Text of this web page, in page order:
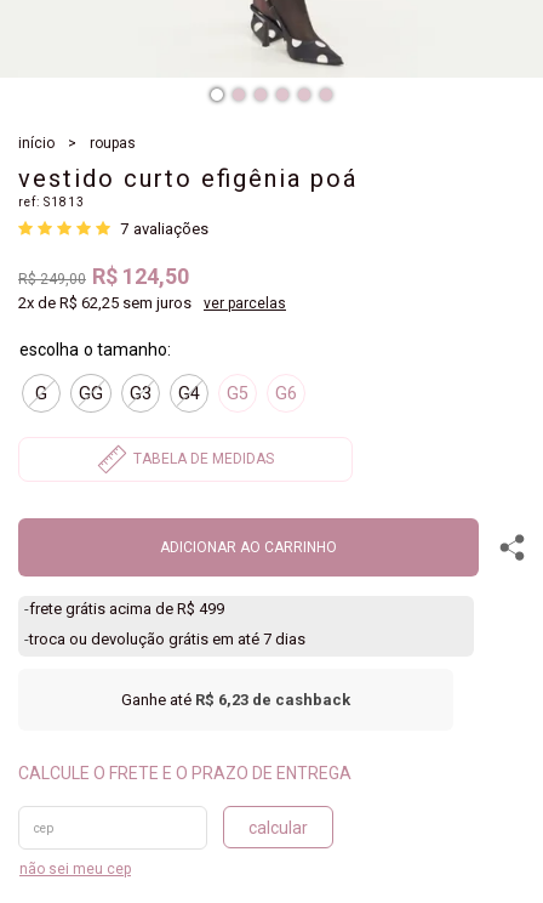
início roupas
vestido curto efigênia poá
ref: S1813
7 avaliações
R$ 249,00 R$ 124,50
2x de R$ 62,25 sem juros ver parcelas
G GG G3 G4 G5 G6
ADICIONAR AO CARRINHO
-frete grátis acima de R$ 499
-troca ou devolução grátis em até 7 dias
Ganhe até R$ 6,23 de cashback
calcular
não sei meu cep